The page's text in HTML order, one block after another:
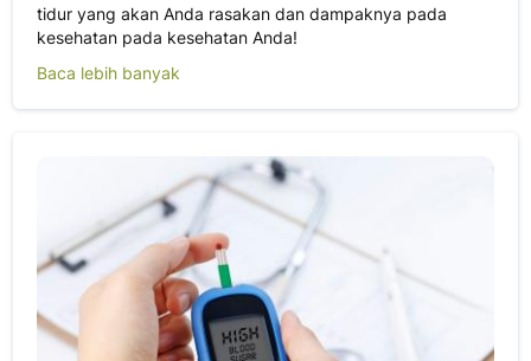
tidur yang akan Anda rasakan dan dampaknya pada
kesehatan pada kesehatan Anda!
Baca lebih banyak